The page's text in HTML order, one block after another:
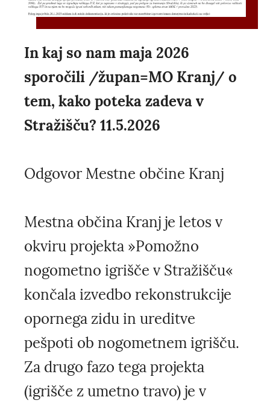
In kaj so nam maja 2026
sporočili /župan=MO Kranj/ o
tem, kako poteka zadeva v
Stražišču? 11.5.2026
Odgovor Mestne občine Kranj
Mestna občina Kranj je letos v
okviru projekta »Pomožno
nogometno igrišče v Stražišču«
končala izvedbo rekonstrukcije
opornega zidu in ureditve
pešpoti ob nogometnem igrišču.
Za drugo fazo tega projekta
(igrišče z umetno travo) je v